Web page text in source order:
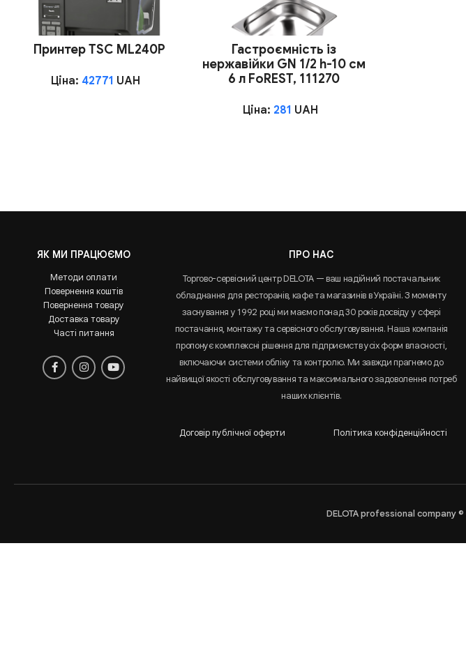
Принтер TSC ML240P
Ціна: 42771 UAH
Гастроємність із
нержавійки GN 1/2 h-10 см
6 л FoREST, 111270
Ціна:281 UAH
ЯК МИ ПРАЦЮЄМО
Методи оплати
Повернення коштів
Повернення товару
Доставка товару
Часті питання
ПРО НАС
Торгово-сервісний центр DELOTA — ваш надійний постачальник
обладнання для ресторанів, кафе та магазинів в Україні. З моменту
заснування у 1992 році ми маємо понад 30 років досвіду у сфері
постачання, монтажу та сервісного обслуговування. Наша компанія
пропонує комплексні рішення для підприємств усіх форм власності,
включаючи системи обліку та контролю. Ми завжди прагнемо до
найвищої якості обслуговування та максимального задоволення потреб
наших клієнтів.
Договір публічної оферти Політика конфіденційності
DELOTA professional company